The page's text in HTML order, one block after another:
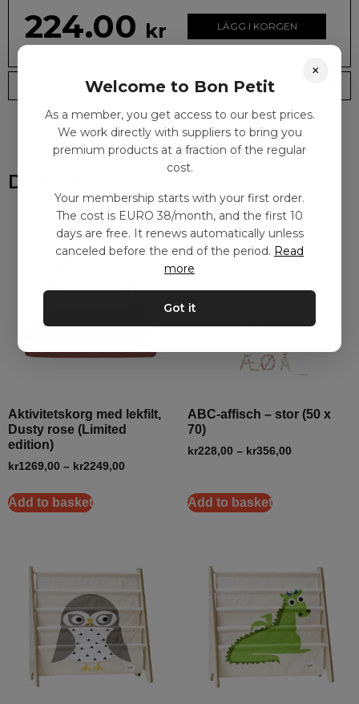
224.00 kr LÄGG I KORGEN
Leveranstid: 2-10 dagar Frakt EURO 4
Du kanske också gillar
Aktivitetskorg med lekfilt,
Dusty rose (Limited
edition)
kr1269,00 – kr2249,00
Add to basket
ABC-affisch – stor (50 x
70)
kr228,00 – kr356,00
Add to basket
×
Welcome to Bon Petit
As a member, you get access to our best prices.
We work directly with suppliers to bring you
premium products at a fraction of the regular
cost.
Your membership starts with your first order.
The cost is EURO 38/month, and the first 10
days are free. It renews automatically unless
canceled before the end of the period. Read
more
Got it